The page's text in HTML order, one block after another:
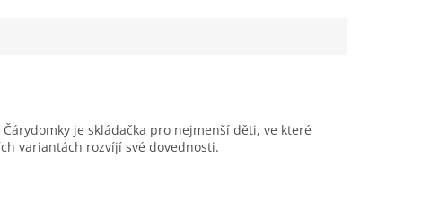
je skládačka pro nejmenší děti, ve které
variantách rozvíjí své dovednosti.